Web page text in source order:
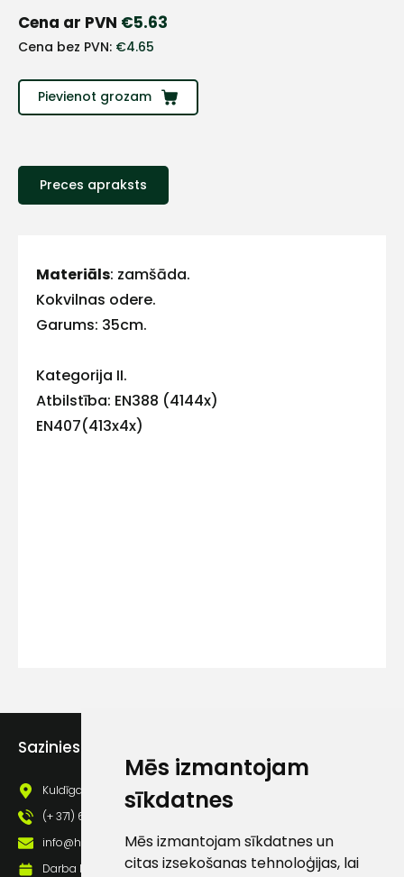
Mēs izmantojam
sīkdatnes
Mēs izmantojam sīkdatnes un
citas izsekošanas tehnoloģijas, lai
Cena ar PVN €5.63
Cena bez PVN: €4.65
Pievienot grozam
Preces apraksts
Materiāls: zamšāda.
Kokvilnas odere.
Garums: 35cm.
Kategorija II.
Atbilstība: EN388 (4144x)
EN407(413x4x)
Sazinies ar mums
Kuldīgas iela 69a, Saldus, Saldus nov., LV - 3801
(+ 371) 63 881 186
info@hards.lv
Darba laiks: Darbadienās: 8:00 - 17:00
E-pasts
Piekrītu SIA Hards
lietošanas noteikumiem
+